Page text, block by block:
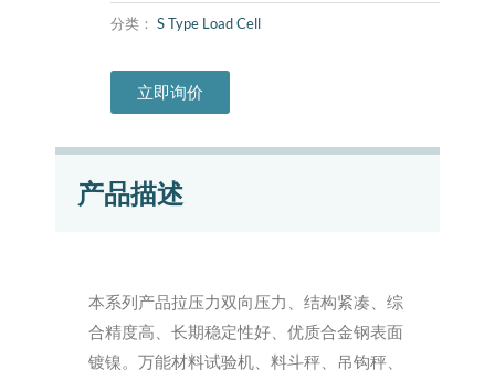
分类： S Type Load Cell
立即询价
产品描述
本系列产品拉压力双向压力、结构紧凑、综
合精度高、长期稳定性好、优质合金钢表面
镀镍。万能材料试验机、料斗秤、吊钩秤、